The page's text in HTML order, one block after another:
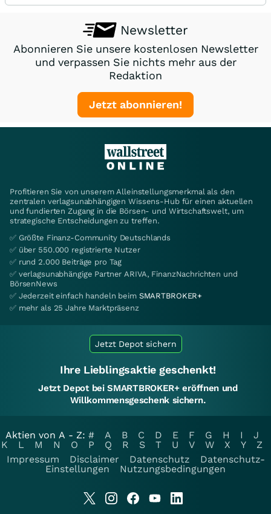
Newsletter
Abonnieren Sie unsere kostenlosen Newsletter
und verpassen Sie nichts mehr aus der
Redaktion
Jetzt abonnieren!
Profitieren Sie von unserem Alleinstellungsmerkmal als den
zentralen verlagsunabhängigen Wissens-Hub für einen aktuellen
und fundierten Zugang in die Börsen- und Wirtschaftswelt, um
strategische Entscheidungen zu treffen.
✅ Größte Finanz-Community Deutschlands
✅ über 550.000 registrierte Nutzer
✅ rund 2.000 Beiträge pro Tag
✅ verlagsunabhängige Partner ARIVA, FinanzNachrichten und
BörsenNews
✅ Jederzeit einfach handeln beim SMARTBROKER+
✅ mehr als 25 Jahre Marktpräsenz
Jetzt Depot sichern
Ihre Lieblingsaktie geschenkt!
Jetzt Depot bei SMARTBROKER+ eröffnen und
Willkommensgeschenk sichern.
Aktien von A - Z: # A B C D E F G H I
J
K
L M N O P Q R S T U V W X Y
Z
Impressum
Disclaimer Datenschutz
Datenschutz-
Einstellungen
Nutzungsbedingungen